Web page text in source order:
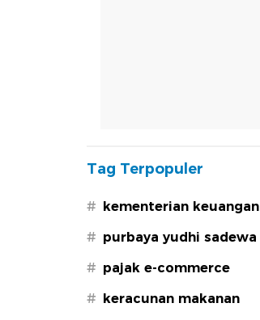
Tag Terpopuler
# kementerian keuangan
# purbaya yudhi sadewa
# pajak e-commerce
# keracunan makanan